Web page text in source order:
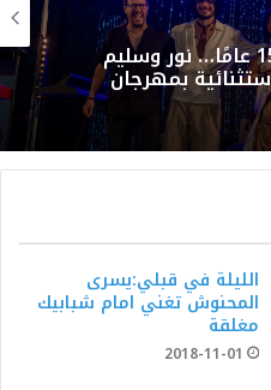
بعد غياب دام أكثر من 15 عامًا… نور وسليم
بمهرجان
الليلة في قبلي:يسرى
المحنوش تغني امام شبابيك
مغلقة
2018-11-01